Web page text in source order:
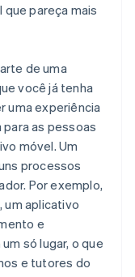
pareça mais
de uma
você já tenha
uma experiência
as pessoas
móvel. Um
processos
Por exemplo,
aplicativo
e
só lugar, o que
e tutores do